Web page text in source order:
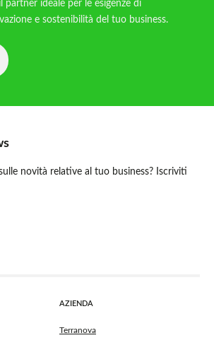
partner ideale per le esigenze di
e sostenibilità del tuo business.
novità relative al tuo business? Iscriviti
AZIENDA
Terranova